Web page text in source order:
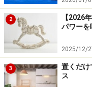
らもらったものをし
分にとってお気に入
仕事の時に飲むコー
にしたり、あえて
り。
2
【2026
パワーを
2025/12/
3
置くだけ
ス